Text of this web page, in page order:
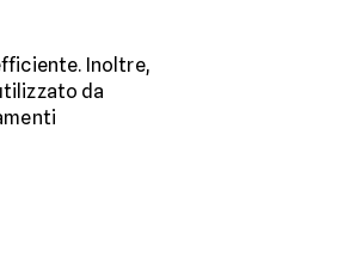
Inoltre,
da